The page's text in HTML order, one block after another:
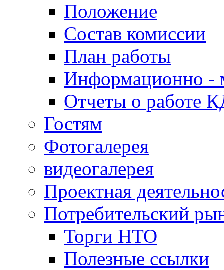
Положение
Состав комиссии
План работы
Информационно -
Отчеты о работе
Гостям
Фотогалерея
видеогалерея
Проектная
Потребительский
Торги НТО
Полезные ссылки